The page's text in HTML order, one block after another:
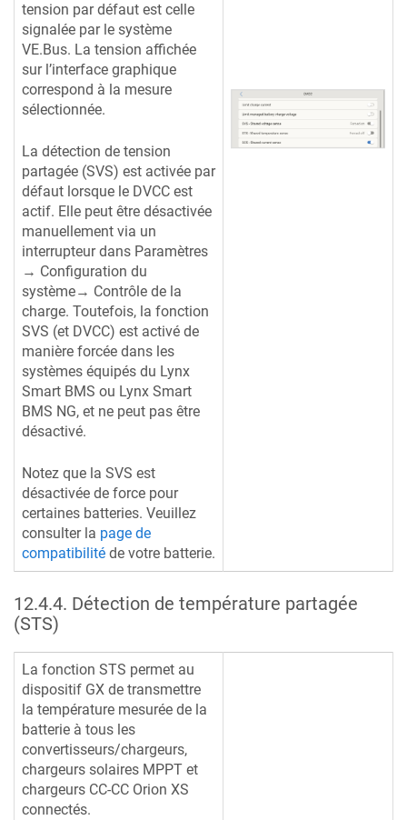
tension par défaut est celle
signalée par le système
VE.Bus. La tension affichée
sur l’interface graphique
correspond à la mesure
sélectionnée.
La détection de tension
partagée (SVS) est activée par
défaut lorsque le DVCC est
actif. Elle peut être désactivée
manuellement via un
interrupteur dans Paramètres
→ Configuration du
système→ Contrôle de la
charge. Toutefois, la fonction
SVS (et DVCC) est activé de
manière forcée dans les
systèmes équipés du Lynx
Smart BMS ou Lynx Smart
BMS NG, et ne peut pas être
désactivé.
Notez que la SVS est
désactivée de force pour
certaines batteries. Veuillez
consulter la page de
compatibilité de votre batterie.
12.4.4. Détection de température partagée
(STS)
La fonction STS permet au
dispositif GX de transmettre
la température mesurée de la
batterie à tous les
convertisseurs/chargeurs,
chargeurs solaires MPPT et
chargeurs CC-CC Orion XS
connectés.